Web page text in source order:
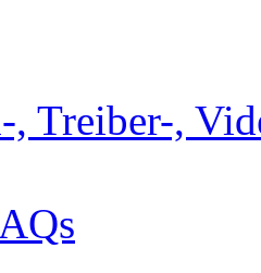
, Treiber-,